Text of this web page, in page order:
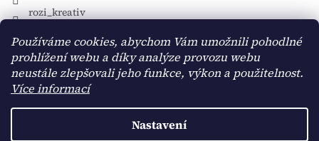
Používáme cookies, abychom Vám umožnili pohodlné
prohlížení webu a díky analýze provozu webu
neustále zlepšovali jeho funkce, výkon a použitelnost.
Více informací
Nastavení
rozi_kreativ
Vytvořil Shoptet